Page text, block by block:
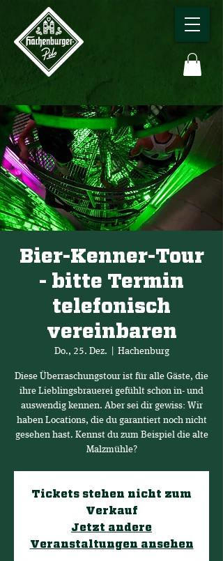
Bier-Kenner-Tour
- bitte Termin
telefonisch
vereinbaren
Do., 25. Dez. Hachenburg
Diese Überraschungstour ist für alle Gäste, die
ihre Lieblingsbrauerei gefühlt schon in- und
auswendig kennen. Aber sei dir gewiss: Wir
haben Locations, die du garantiert noch nicht
gesehen hast. Kennst du zum Beispiel die alte
Malzmühle?
Tickets stehen nicht zum
Verkauf
Jetzt andere
Veranstaltungen ansehen